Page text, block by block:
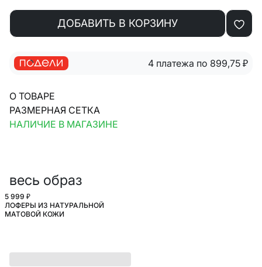
ДОБАВИТЬ В КОРЗИНУ
4 платежа по 899,75 ₽
О ТОВАРЕ
РАЗМЕРНАЯ СЕТКА
НАЛИЧИЕ В МАГАЗИНЕ
весь образ
5 999 ₽
ЛОФЕРЫ ИЗ НАТУРАЛЬНОЙ
МАТОВОЙ КОЖИ